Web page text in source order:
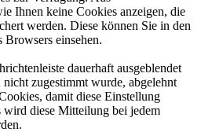
Ihnen keine Cookies anzeigen, die
werden. Diese können Sie in den
Browsers einsehen.
dauerhaft ausgeblendet
zugestimmt wurde, abgelehnt
damit diese Einstellung
diese Mitteilung bei jedem